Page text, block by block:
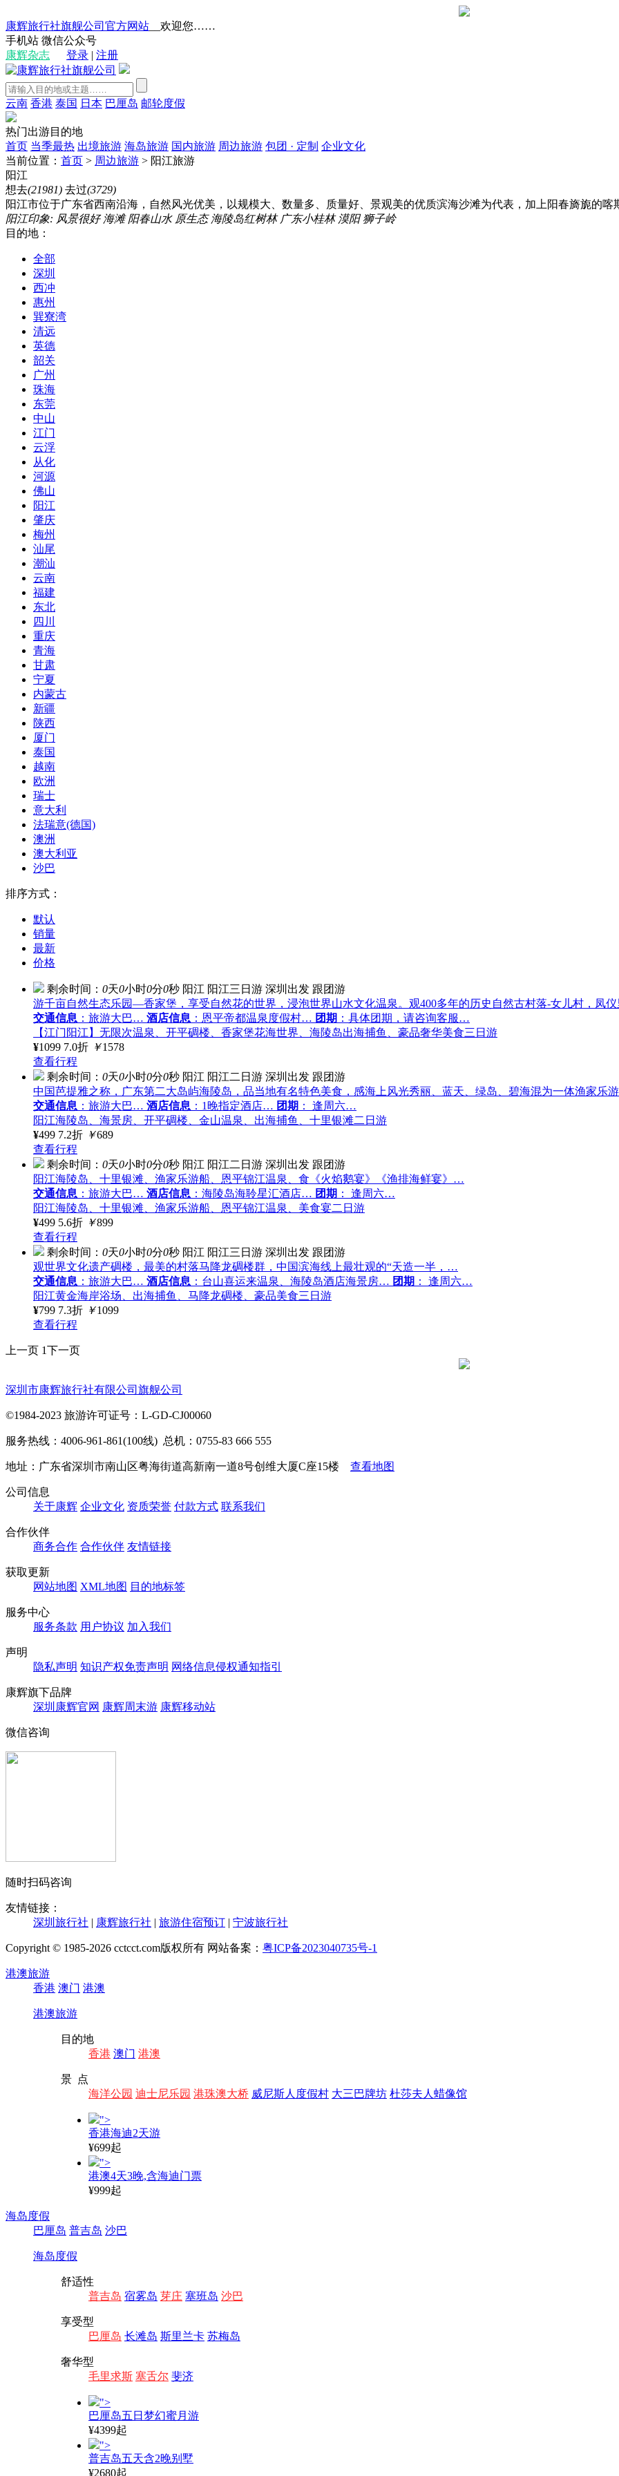
康辉旅行社旗舰公司官方网站 __欢迎您……
手机站 微信公众号
康辉杂志
登录 | 注册
云南 香港 泰国 日本 巴厘岛 邮轮度假
热门出游目的地
首页 当季最热 出境旅游 海岛旅游 国内旅游 周边旅游 包团 · 定制 企业文化
当前位置： 首页 > 周边旅游 > 阳江旅游
阳江
想去(21981) 去过(3729)
阳江市位于广东省西南沿海，自然风光优美，以规模大、数量多、质量好、景观美的优质滨海沙滩为代表，加上阳春旖旎的
阳江印象: 风景很好 海滩 阳春山水 原生态 海陵岛红树林 广东小桂林 漠阳 狮子岭
目的地：
全部
深圳
西冲
惠州
巽寮湾
清远
英德
韶关
广州
珠海
东莞
中山
江门
云浮
从化
河源
佛山
阳江
肇庆
梅州
汕尾
潮汕
云南
福建
东北
四川
重庆
青海
甘肃
宁夏
内蒙古
新疆
陕西
厦门
泰国
越南
欧洲
瑞士
意大利
法瑞意(德国)
澳洲
澳大利亚
沙巴
排序方式：
默认
销量
最新
价格
剩余时间： 0天0小时0分0秒 阳江 阳江三日游 深圳出发 跟团游
游千亩自然生态乐园—香家堡，享受自然花的世界，浸泡世界山水文化温泉。观400多年的历史自然古村落-女儿村，凤
交通信息 ：旅游大巴… 酒店信息 ：恩平帝都温泉度假村… 团期 ：具体团期，请咨询客服…
【江门阳江】无限次温泉、开平碉楼、香家堡花海世界、海陵岛出海捕鱼、豪品奢华美食三日游
¥1099 7.0折 ￥1578
查看行程
剩余时间： 0天0小时0分0秒 阳江 阳江二日游 深圳出发 跟团游
中国芭提雅之称，广东第二大岛屿海陵岛，品当地有名特色美食，感海上风光秀丽、蓝天、绿岛、碧海混为一体渔家乐
交通信息 ：旅游大巴… 酒店信息 ：1晚指定酒店… 团期 ： 逢周六…
阳江海陵岛、海景房、开平碉楼、金山温泉、出海捕鱼、十里银滩二日游
¥499 7.2折 ￥689
查看行程
剩余时间： 0天0小时0分0秒 阳江 阳江二日游 深圳出发 跟团游
阳江海陵岛、十里银滩、渔家乐游船、恩平锦江温泉、食《火焰鹅宴》《渔排海鲜宴》…
交通信息 ：旅游大巴… 酒店信息 ：海陵岛海聆星汇酒店… 团期 ： 逢周六…
阳江海陵岛、十里银滩、渔家乐游船、恩平锦江温泉、美食宴二日游
¥499 5.6折 ￥899
查看行程
剩余时间： 0天0小时0分0秒 阳江 阳江三日游 深圳出发 跟团游
观世界文化遗产碉楼，最美的村落马降龙碉楼群，中国滨海线上最壮观的“天造一半，…
交通信息 ：旅游大巴… 酒店信息 ：台山喜运来温泉、海陵岛酒店海景房… 团期 ： 逢周六…
阳江黄金海岸浴场、出海捕鱼、马降龙碉楼、豪品美食三日游
¥799 7.3折 ￥1099
查看行程
上一页 1下一页
深圳市康辉旅行社有限公司旗舰公司
©1984-2023 旅游许可证号：L-GD-CJ00060
服务热线：4006-961-861(100线) 总机：0755-83 666 555
地址：广东省深圳市南山区粤海街道高新南一道8号创维大厦C座15楼 查看地图
公司信息
关于康辉 企业文化 资质荣誉 付款方式 联系我们
合作伙伴
商务合作 合作伙伴 友情链接
获取更新
网站地图 XML地图 目的地标签
服务中心
服务条款 用户协议 加入我们
声明
隐私声明 知识产权免责声明 网络信息侵权通知指引
康辉旗下品牌
深圳康辉官网 康辉周末游 康辉移动站
微信咨询
随时扫码咨询
友情链接：
深圳旅行社 | 康辉旅行社 | 旅游住宿预订 | 宁波旅行社
Copyright © 1985-2026 cctcct.com版权所有 网站备案： 粤ICP备2023040735号-1
港澳旅游
香港 澳门 港澳
港澳旅游
目的地
香港 澳门 港澳
景 点
海洋公园 迪士尼乐园 港珠澳大桥 威尼斯人度假村 大三巴牌坊 杜莎夫人蜡像馆
">
香港海迪2天游
¥699起
">
港澳4天3晚,含海迪门票
¥999起
海岛度假
巴厘岛 普吉岛 沙巴
海岛度假
舒适性
普吉岛 宿雾岛 芽庄 塞班岛 沙巴
享受型
巴厘岛 长滩岛 斯里兰卡 苏梅岛
奢华型
毛里求斯 塞舌尔 斐济
">
巴厘岛五日梦幻蜜月游
¥4399起
">
普吉岛五天含2晚别墅
¥2680起